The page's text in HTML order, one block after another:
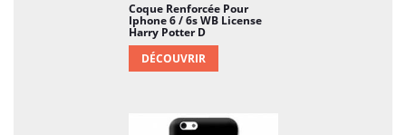
Coque Renforcée Pour
Iphone 6 / 6s WB License
Harry Potter D
DÉCOUVRIR